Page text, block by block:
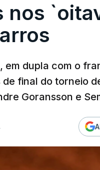
nos
em dupla com o
final do torneio
Goransson e